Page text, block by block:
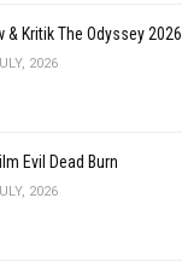
& Kritik The Odyssey 2026
2026
Evil Dead Burn
2026